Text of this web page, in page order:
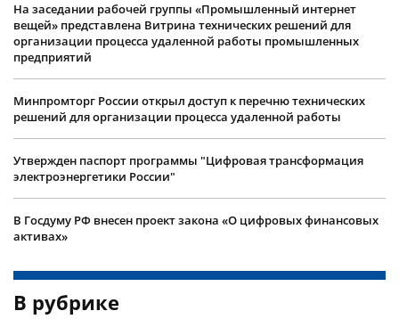
На заседании рабочей группы «Промышленный интернет
вещей» представлена Витрина технических решений для
организации процесса удаленной работы промышленных
предприятий
Минпромторг России открыл доступ к перечню технических
решений для организации процесса удаленной работы
Утвержден паспорт программы "Цифровая трансформация
электроэнергетики России"
В Госдуму РФ внесен проект закона «О цифровых финансовых
активах»
В рубрике